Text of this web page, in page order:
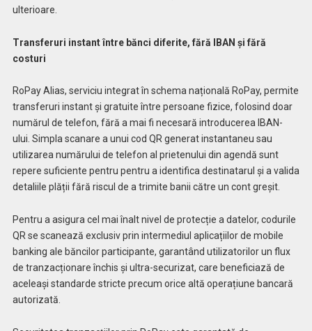
ulterioare.
Transferuri instant între bănci diferite, fără IBAN și fără
costuri
RoPay Alias, serviciu integrat în schema națională RoPay, permite
transferuri instant și gratuite între persoane fizice, folosind doar
numărul de telefon, fără a mai fi necesară introducerea IBAN-
ului. Simpla scanare a unui cod QR generat instantaneu sau
utilizarea numărului de telefon al prietenului din agendă sunt
repere suficiente pentru pentru a identifica destinatarul și a valida
detaliile plății fără riscul de a trimite banii către un cont greșit.
Pentru a asigura cel mai înalt nivel de protecție a datelor, codurile
QR se scanează exclusiv prin intermediul aplicațiilor de mobile
banking ale băncilor participante, garantând utilizatorilor un flux
de tranzacționare închis și ultra-securizat, care beneficiază de
aceleași standarde stricte precum orice altă operațiune bancară
autorizată.